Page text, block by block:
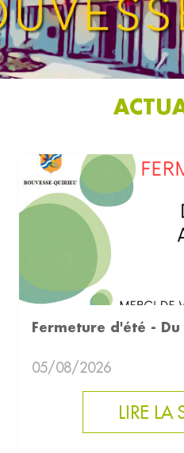
Fermeture d'été -
05/08/2026
LIRE LA